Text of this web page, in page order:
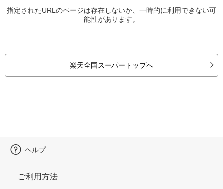
指定されたURLのページは存在しないか、一時的に利用できない可
能性があります。
楽天全国スーパートップへ
ヘルプ
ご利用方法